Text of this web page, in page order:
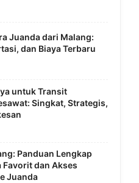
Juanda dari Malang:
dan Biaya Terbaru
untuk Transit
Singkat, Strategis,
Panduan Lengkap
Favorit dan Akses
Juanda